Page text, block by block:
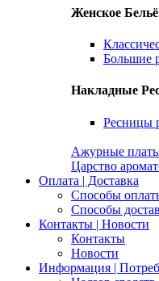
Женское Бельё
Большие
Накладные
Ресницы
Ажурные
Царство
Оплата | Доставка
Способы
Способы
Контакты | Новости
Контакты
Новости
Информация |